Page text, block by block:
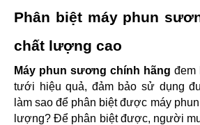
Phân biệt máy phun
chất lượng cao
Máy phun sương chính hãng đem
tưới hiệu quả, đảm bảo sử dụng
làm sao để phân biệt được máy
lượng? Để phân biệt được, người